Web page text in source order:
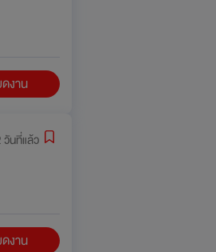
งาน
วันที่แล้ว
งาน